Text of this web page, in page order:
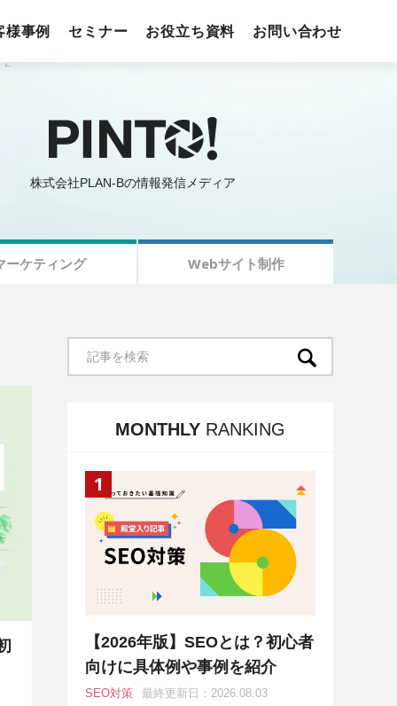
様事例 セミナー お役立ち資料 お問い合わせ
株式会社PLAN-Bの情報発信メディア
ーケティング Webサイト制作
MONTHLY RANKING
【2026年版】SEOとは？初心者
向けに具体例や事例を紹介
SEO対策 最終更新日：2026.08.03